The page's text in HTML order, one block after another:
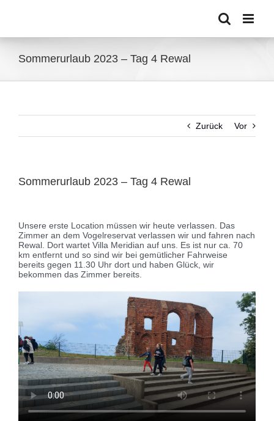
Sommerurlaub 2023 – Tag 4 Rewal
Zurück Vor
Sommerurlaub 2023 – Tag 4 Rewal
Bild
Unsere erste Location müssen wir heute verlassen. Das
Zimmer an dem Vogelreservat verlassen wir und fahren nach
Rewal. Dort wartet Villa Meridian auf uns. Es ist nur ca. 70
km entfernt und so sind wir bei gemütlicher Fahrweise
bereits gegen 11.30 Uhr dort und haben Glück, wir
bekommen das Zimmer bereits.